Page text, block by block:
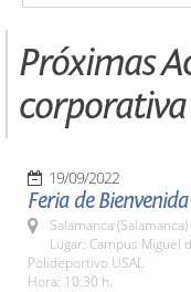
Próximas
corporativa
19/09/2022
Feria de Bienvenida
Salamanca (Salamanca)
Lugar: Campus Miguel
Polideportivo USAL
Hora: 10:30 h.